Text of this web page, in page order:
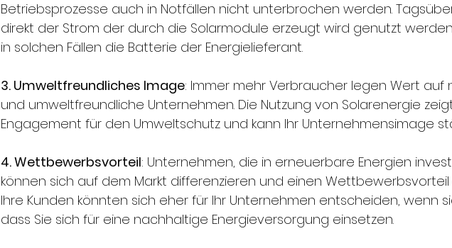
Betriebsprozesse auch in Notfällen nicht unterbrochen werden.
direkt der Strom der durch die Solarmodule erzeugt wird genutzt
in solchen Fällen die Batterie der Energielieferant.
3. Umweltfreundliches Image: Immer mehr Verbraucher legen Wert auf
und umweltfreundliche Unternehmen. Die Nutzung von Solarenergie
Engagement für den Umweltschutz und kann Ihr Unternehmensimage
4. Wettbewerbsvorteil: Unternehmen, die in erneuerbare Energien
können sich auf dem Markt differenzieren und einen Wettbewerbsvorteil
Ihre Kunden könnten sich eher für Ihr Unternehmen entscheiden, wenn
dass Sie sich für eine nachhaltige Energieversorgung einsetzen.